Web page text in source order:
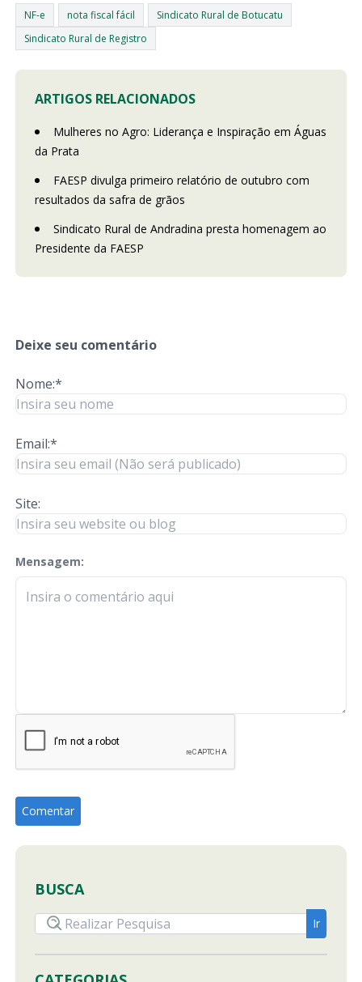
NF-e nota fiscal fácil
Sindicato Rural de Botucatu
Sindicato Rural de Registro
ARTIGOS RELACIONADOS
Mulheres no Agro: Liderança e Inspiração em Águas
da Prata
FAESP divulga primeiro relatório de outubro com
resultados da safra de grãos
Sindicato Rural de Andradina presta homenagem ao
Presidente da FAESP
Deixe seu comentário
Nome:*
Email:*
Site:
Mensagem:
check-terms
BUSCA